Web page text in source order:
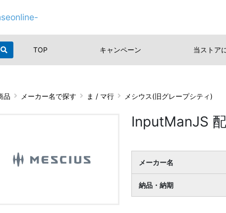
TOP キャンペーン 当ストア
品 メーカー名で探す ま / マ行 メシウス(旧グレープシティ)
InputManJS
メーカー名
納品・納期